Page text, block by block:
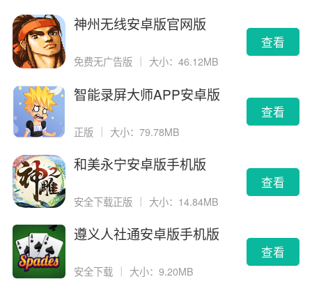
神州无线安卓版官网版
免费无广告版 大小：46.12MB
查看
智能录屏大师APP安卓版
正版 ｜ 大小：79.78MB
查看
和美永宁安卓版手机版
安全下载正版 大小：14.84MB
查看
遵义人社通安卓版手机版
安全下载 大小：9.20MB
查看